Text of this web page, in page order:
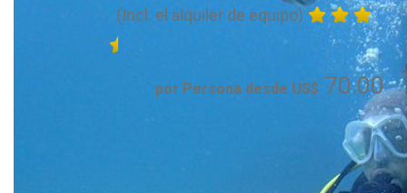
(Incl. el alquiler de equipo)
por Persona desde US$ 70.00